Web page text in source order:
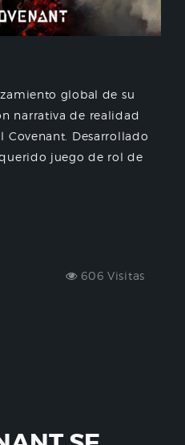
global de su
narrativa de realidad
Desarrollado
juego de rol de
606 Visitas